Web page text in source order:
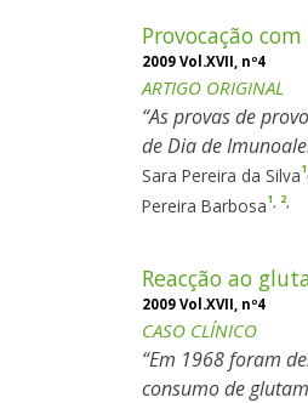
Provocação
2009 Vol.XVII, nº4
ARTIGO ORIGINAL
As provas de
de Dia de
Sara Pereira da Silva1
Pereira Barbosa1, 2,
Reacção ao
2009 Vol.XVII, nº4
CASO CLÍNICO
Em 1968 foram
consumo de